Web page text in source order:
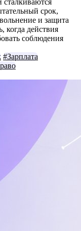
срок,
и защита
когда действия
соблюдения
#Зарплата